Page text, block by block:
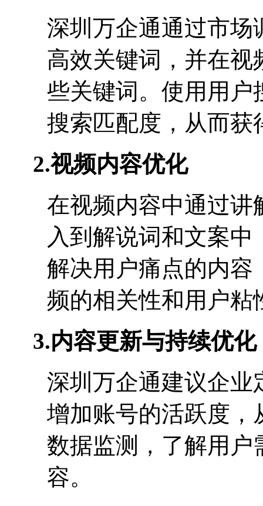
深圳万企通通过市场
高效关键词，并在视
些关键词。使用用户
搜索匹配度，从而获
2.视频内容优化
在视频内容中通过讲
入到解说词和文案
解决用户痛点的内容
频的相关性和用户粘
3.内容更新与持续优化
深圳万企通建议企业
增加账号的活跃度，
数据监测，了解用户
容。